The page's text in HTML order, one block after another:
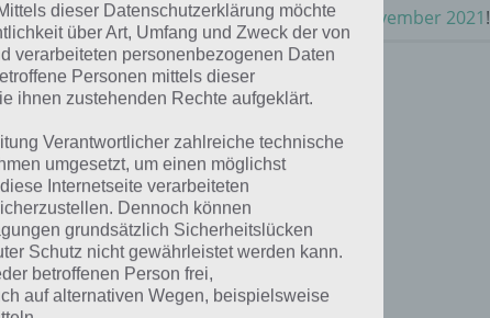
1 Wort Lösungen zu Volle Fahrt voraus im November 2021!
dieser Datenschutzerklärung möchte
über Art, Umfang und Zweck der von
verarbeiteten personenbezogenen Daten
Personen mittels dieser
ihnen zustehenden Rechte aufgeklärt.
Verantwortlicher zahlreiche technische
umgesetzt, um einen möglichst
Internetseite verarbeiteten
Dennoch können
grundsätzlich Sicherheitslücken
Schutz nicht gewährleistet werden kann.
betroffenen Person frei,
auf alternativen Wegen, beispielsweise